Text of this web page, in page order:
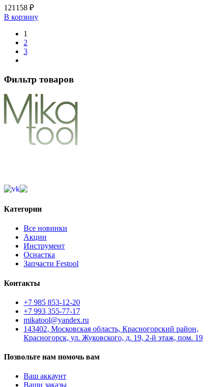
121158 ₽
В корзину
1
2
3
Фильтр товаров
Категории
Все новинки
Акции
Инструмент
Оснастка
Запчасти Festool
Контакты
+7 985 853-12-20
+7 993 355-77-17
mikatool@yandex.ru
143402, Московская область, Красногорский район,
Красногорск, ул. Жуковского, д. 19, 2-й этаж, пом. 19
Позвольте нам помочь вам
Ваш аккаунт
Ваши заказы